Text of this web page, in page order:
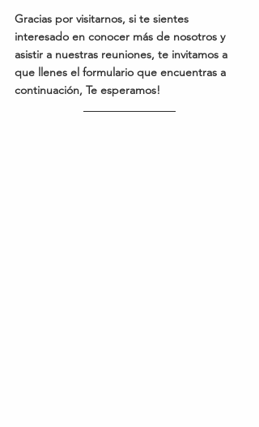
Gracias por visitarnos, si te sientes
interesado en conocer más de nosotros y
asistir a nuestras reuniones, te invitamos a
que llenes el formulario que encuentras a
continuación, Te esperamos!